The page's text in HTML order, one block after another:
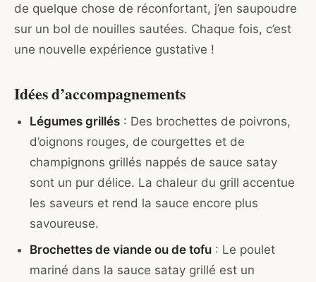
de quelque chose de réconfortant, j’en saupoudre
sur un bol de nouilles sautées. Chaque fois, c’est
une nouvelle expérience gustative !
Idées d’accompagnements
Légumes grillés : Des brochettes de poivrons,
d’oignons rouges, de courgettes et de
champignons grillés nappés de sauce satay
sont un pur délice. La chaleur du grill accentue
les saveurs et rend la sauce encore plus
savoureuse.
Brochettes de viande ou de tofu : Le poulet
mariné dans la sauce satay grillé est un